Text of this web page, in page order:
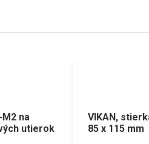
na
utierok
VIKAN,
85 x 115 mm